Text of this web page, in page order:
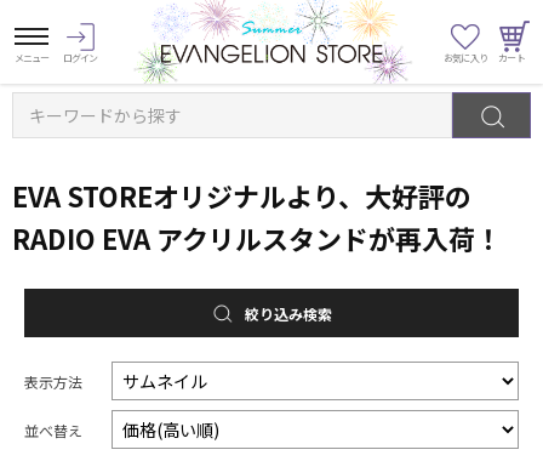
キーワードから探す
EVA STOREオリジナルより、大好評の
RADIO EVA アクリルスタンドが再入荷！
絞り込み検索
表示方法
並べ替え